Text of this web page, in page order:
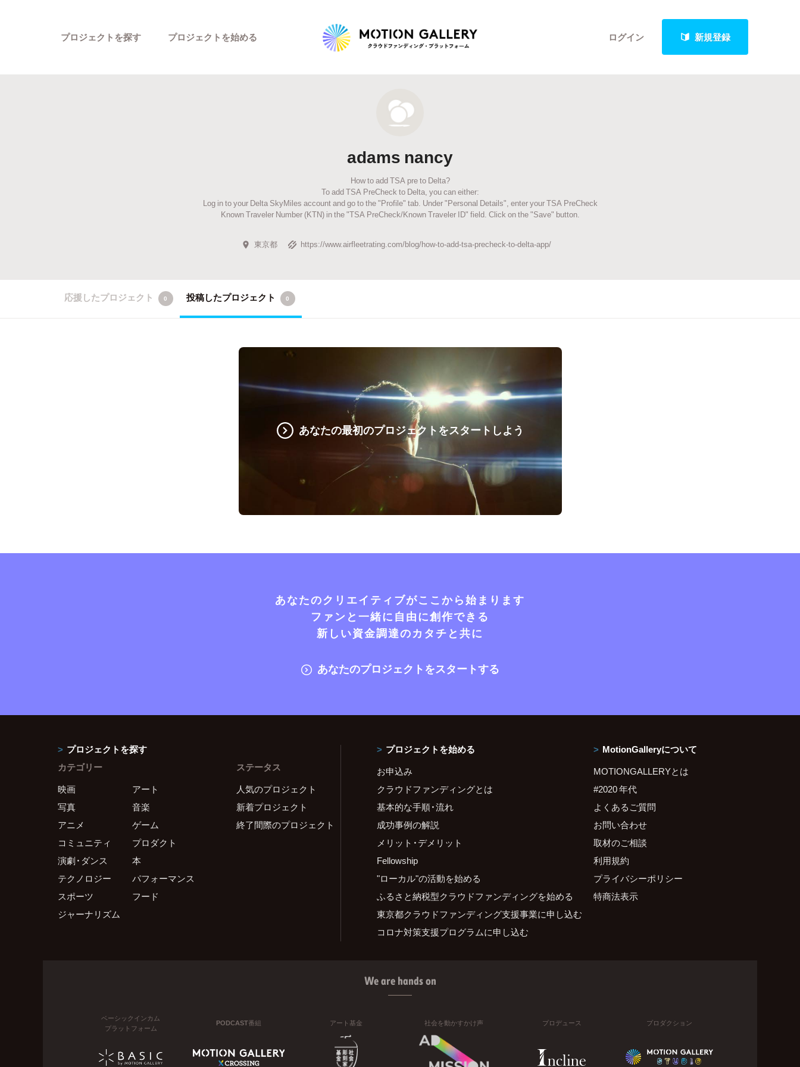
ログイン 新規登録
プロジェクトを探す
新着プロジェクト
Feature
キュレーターから探す
最新達成プロジェクト 調達額が大きいプロジェクト
プロジェクトを始める
adams nancy
How to add TSA pre to Delta?
To add TSA PreCheck to Delta, you can either:
Log in to your Delta SkyMiles account and go to the "Profile" tab. Under "Personal Details", enter your TSA PreCheck
Known Traveler Number (KTN) in the "TSA PreCheck/Known Traveler ID" field. Click on the "Save" button.
東京都 https://www.airfleetrating.com/blog/how-to-add-tsa-precheck-to-delta-app/
応援したプロジェクト 0 投稿したプロジェクト 0
あなたの最初のプロジェクトをスタートしよう
あなたのクリエイティブがここから始まります
ファンと一緒に自由に創作できる
新しい資金調達のカタチと共に
あなたのプロジェクトをスタートする
プロジェクトを探す
カテゴリー
映画
アート
写真
音楽
アニメ
ゲーム
コミュニティ
プロダクト
演劇・ダンス
本
テクノロジー
パフォーマンス
スポーツ
フード
ジャーナリズム
ステータス
人気のプロジェクト
新着プロジェクト
終了間際のプロジェクト
プロジェクトを始める
お申込み
クラウドファンディングとは
基本的な手順・流れ
成功事例の解説
メリット・デメリット
Fellowship
"ローカル"の活動を始める
ふるさと納税型クラウドファンディングを始める
東京都クラウドファンディング支援事業に申し込む
コロナ対策支援プログラムに申し込む
MotionGalleryについて
MOTIONGALLERYとは
#2020 年代
よくあるご質問
お問い合わせ
取材のご相談
利用規約
プライバシーポリシー
特商法表示
We are hands on
ベーシックインカム
プラットフォーム
PODCAST番組 アート基金 社会を動かすかけ声 プロデュース プロダクション